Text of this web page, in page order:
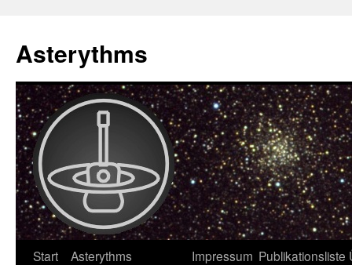
Asterythms
Zum
Start
Asterythms
Impressum Publikationsliste